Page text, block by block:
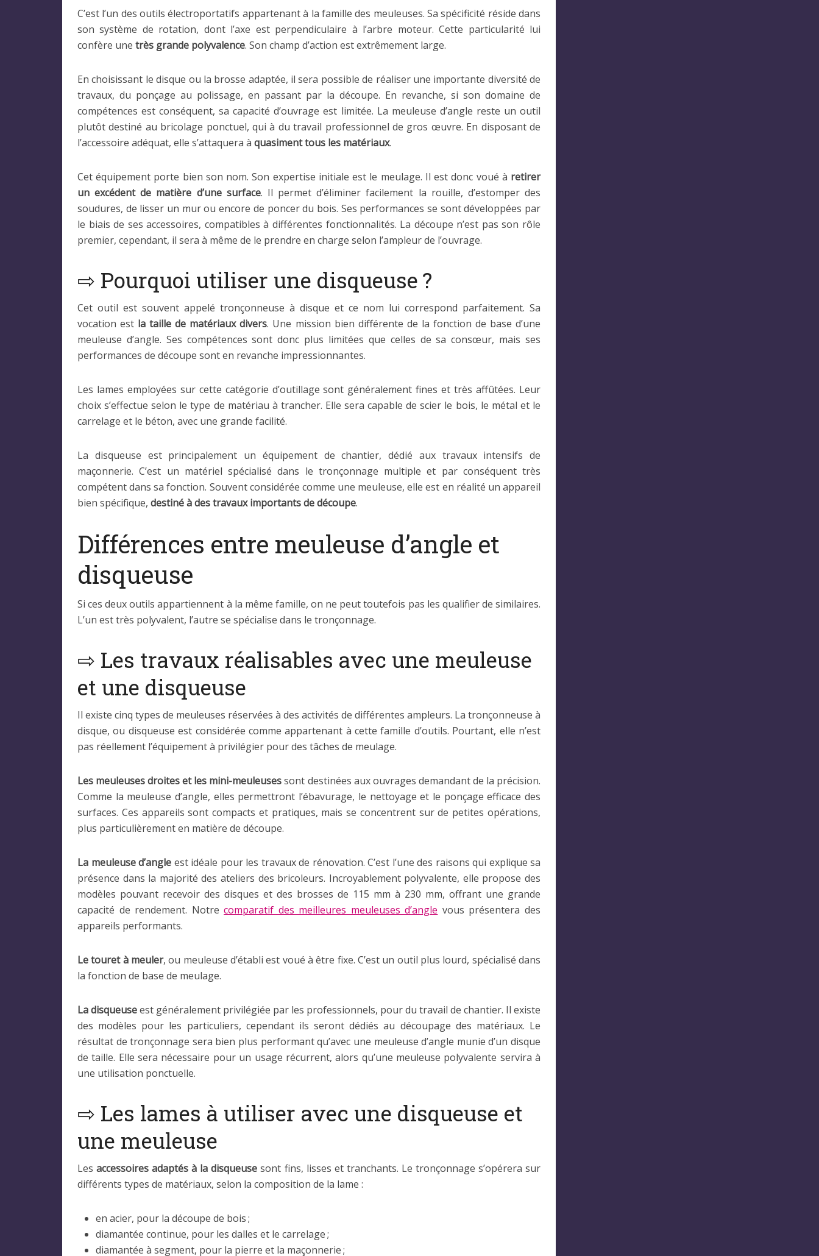
C’est l’un des outils électroportatifs appartenant à la famille des meuleuses. Sa spécificité réside dans
son système de rotation, dont l’axe est perpendiculaire à l’arbre moteur. Cette particularité lui
confère une très grande polyvalence. Son champ d’action est extrêmement large.
En choisissant le disque ou la brosse adaptée, il sera possible de réaliser une importante diversité de
travaux, du ponçage au polissage, en passant par la découpe. En revanche, si son domaine de
compétences est conséquent, sa capacité d’ouvrage est limitée. La meuleuse d’angle reste un outil
plutôt destiné au bricolage ponctuel, qui à du travail professionnel de gros œuvre. En disposant de
l’accessoire adéquat, elle s’attaquera à quasiment tous les matériaux.
Cet équipement porte bien son nom. Son expertise initiale est le meulage. Il est donc voué à retirer
un excédent de matière d’une surface. Il permet d’éliminer facilement la rouille, d’estomper des
soudures, de lisser un mur ou encore de poncer du bois. Ses performances se sont développées par
le biais de ses accessoires, compatibles à différentes fonctionnalités. La découpe n’est pas son rôle
premier, cependant, il sera à même de le prendre en charge selon l’ampleur de l’ouvrage.
⇨ Pourquoi utiliser une disqueuse ?
Cet outil est souvent appelé tronçonneuse à disque et ce nom lui correspond parfaitement. Sa
vocation est la taille de matériaux divers. Une mission bien différente de la fonction de base d’une
meuleuse d’angle. Ses compétences sont donc plus limitées que celles de sa consœur, mais ses
performances de découpe sont en revanche impressionnantes.
Les lames employées sur cette catégorie d’outillage sont généralement fines et très affûtées. Leur
choix s’effectue selon le type de matériau à trancher. Elle sera capable de scier le bois, le métal et le
carrelage et le béton, avec une grande facilité.
La disqueuse est principalement un équipement de chantier, dédié aux travaux intensifs de
maçonnerie. C’est un matériel spécialisé dans le tronçonnage multiple et par conséquent très
compétent dans sa fonction. Souvent considérée comme une meuleuse, elle est en réalité un appareil
bien spécifique, destiné à des travaux importants de découpe.
Différences entre meuleuse d’angle et
disqueuse
Si ces deux outils appartiennent à la même famille, on ne peut toutefois pas les qualifier de similaires.
L’un est très polyvalent, l’autre se spécialise dans le tronçonnage.
⇨ Les travaux réalisables avec une meuleuse
et une disqueuse
Il existe cinq types de meuleuses réservées à des activités de différentes ampleurs. La tronçonneuse à
disque, ou disqueuse est considérée comme appartenant à cette famille d’outils. Pourtant, elle n’est
pas réellement l’équipement à privilégier pour des tâches de meulage.
Les meuleuses droites et les mini-meuleusessont destinées aux ouvrages demandant de la précision.
Comme la meuleuse d’angle, elles permettront l’ébavurage, le nettoyage et le ponçage efficace des
surfaces. Ces appareils sont compacts et pratiques, mais se concentrent sur de petites opérations,
plus particulièrement en matière de découpe.
La meuleuse d’angle est idéale pour les travaux de rénovation. C’est l’une des raisons qui explique sa
présence dans la majorité des ateliers des bricoleurs. Incroyablement polyvalente, elle propose des
modèles pouvant recevoir des disques et des brosses de 115 mm à 230 mm, offrant une grande
capacité de rendement. Notrecomparatif des meilleures meuleuses d’angle vous présentera des
appareils performants.
Le touret à meuler, ou meuleuse d’établi est voué à être fixe. C’est un outil plus lourd, spécialisé dans
la fonction de base de meulage.
La disqueuseest généralement privilégiée par les professionnels, pour du travail de chantier. Il existe
des modèles pour les particuliers, cependant ils seront dédiés au découpage des matériaux. Le
résultat de tronçonnage sera bien plus performant qu’avec une meuleuse d’angle munie d’un disque
de taille. Elle sera nécessaire pour un usage récurrent, alors qu’une meuleuse polyvalente servira à
une utilisation ponctuelle.
⇨ Les lames à utiliser avec une disqueuse et
une meuleuse
Lesaccessoires adaptés à la disqueuse sont fins, lisses et tranchants. Le tronçonnage s’opérera sur
différents types de matériaux, selon la composition de la lame :
en acier, pour la découpe de bois ;
diamantée continue, pour les dalles et le carrelage ;
diamantée à segment, pour la pierre et la maçonnerie ;